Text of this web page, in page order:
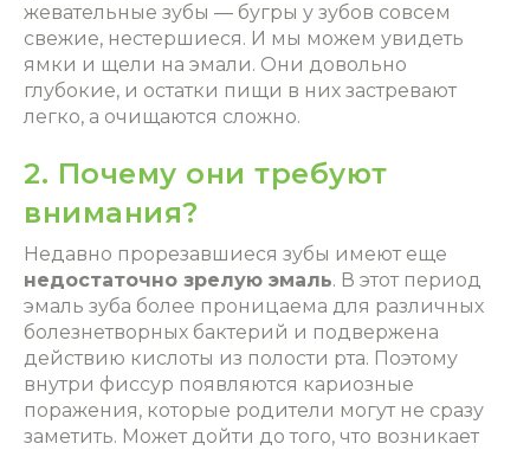
жевательные зубы ― бугры у зубов совсем
свежие, нестершиеся. И мы можем увидеть
ямки и щели на эмали. Они довольно
глубокие, и остатки пищи в них застревают
легко, а очищаются сложно.
2. Почему они требуют
внимания?
Недавно прорезавшиеся зубы имеют еще
недостаточно зрелую эмаль. В этот период
эмаль зуба более проницаема для различных
болезнетворных бактерий и подвержена
действию кислоты из полости рта. Поэтому
внутри фиссур появляются кариозные
поражения, которые родители могут не сразу
заметить. Может дойти до того, что возникает